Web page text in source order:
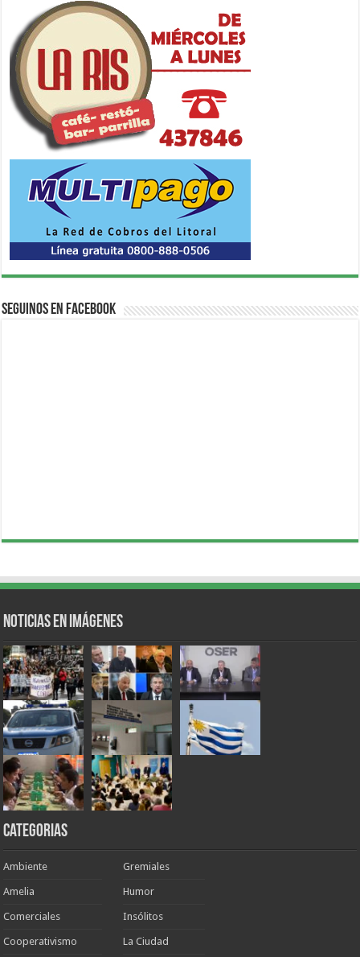
Seguinos en Facebook
Noticias en Imágenes
Categorias
Ambiente
Amelia
Comerciales
Cooperativismo
Gremiales
Humor
Insólitos
La Ciudad